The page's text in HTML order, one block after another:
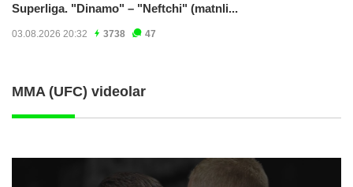
Superliga. "Dinamo" – "Neftchi" (matnli...
03.08.2026 20:32 3738 47
MMA (UFC) videolar